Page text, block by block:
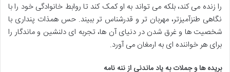
را زنده می کند، بلکه می تواند به او کمک کند تا روابط خانوادگی خود را با
نگاهی طنزآمیزتر، مهربان تر و قدرشناس تر ببیند. حس همذات پنداری با
شخصیت ها و غرق شدن در دنیای آن ها، تجربه ای دلنشین و ماندگار را
برای هر خواننده ای به ارمغان می آورد.
بریده ها و جملات به یاد ماندنی از ننه نامه